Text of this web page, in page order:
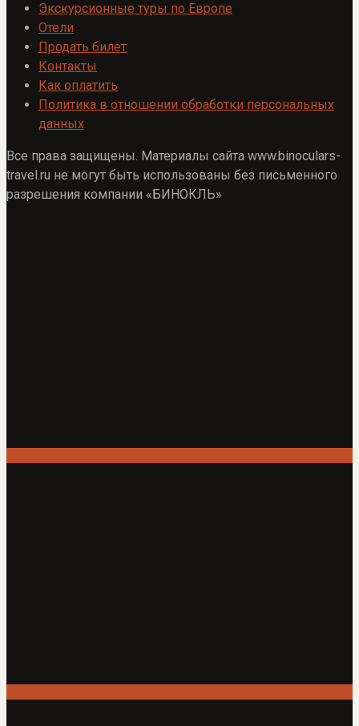
Экскурсионные туры по Европе
Отели
Продать билет
Контакты
Как оплатить
Политика в отношении обработки персональных
данных
Все права защищены. Материалы сайта www.binoculars-
travel.ru не могут быть использованы без письменного
разрешения компании «БИНОКЛЬ»